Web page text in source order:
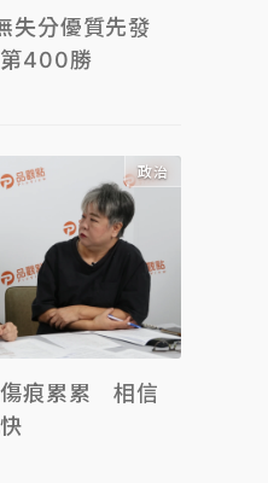
失分優質先發
第400勝
政治
傷痕累累 相信